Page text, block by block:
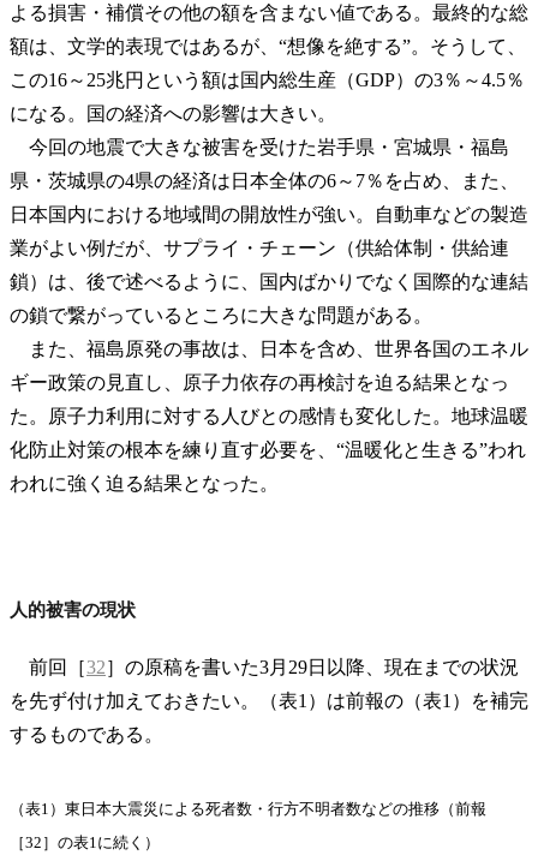
よる損害・補償その他の額を含まない値である。最終的な総
額は、文学的表現ではあるが、“想像を絶する”。そうして、
この16～25兆円という額は国内総生産（GDP）の3％～4.5％
になる。国の経済への影響は大きい。
今回の地震で大きな被害を受けた岩手県・宮城県・福島
県・茨城県の4県の経済は日本全体の6～7％を占め、また、
日本国内における地域間の開放性が強い。自動車などの製造
業がよい例だが、サプライ・チェーン（供給体制・供給連
鎖）は、後で述べるように、国内ばかりでなく国際的な連結
の鎖で繋がっているところに大きな問題がある。
また、福島原発の事故は、日本を含め、世界各国のエネル
ギー政策の見直し、原子力依存の再検討を迫る結果となっ
た。原子力利用に対する人びとの感情も変化した。地球温暖
化防止対策の根本を練り直す必要を、“温暖化と生きる”われ
われに強く迫る結果となった。
人的被害の現状
前回［32］の原稿を書いた3月29日以降、現在までの状況
を先ず付け加えておきたい。（表1）は前報の（表1）を補完
するものである。
（表1）東日本大震災による死者数・行方不明者数などの推移（前報
［32］の表1に続く）